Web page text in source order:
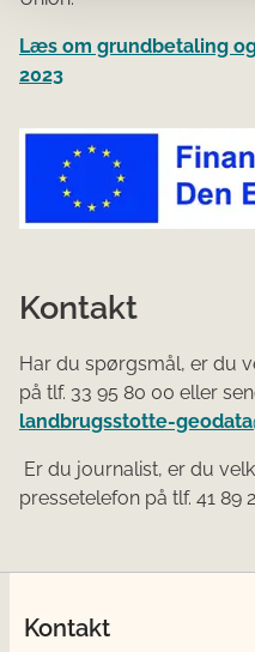
Læs om grundbetaling
2023
Kontakt
Har du spørgsmål, er du
på tlf. 33 95 80 00 eller
landbrugsstotte-
Er du journalist, er du
pressetelefon på tlf. 41 89
Kontakt